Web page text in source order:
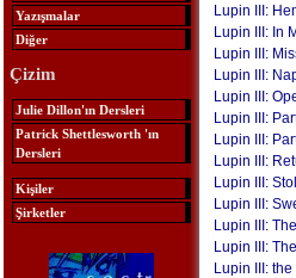
Yazışmalar
Diğer
Çizim
Julie Dillon'ın Dersleri
Patrick Shettlesworth 'ın
Dersleri
Kişiler
Şirketler
Lupin III:
Lupin III: In
Lupin III:
Lupin III:
Lupin III:
Lupin III: Part
Lupin III: Part
Lupin III:
Lupin III:
Lupin III:
Lupin III:
Lupin III:
Lupin III: